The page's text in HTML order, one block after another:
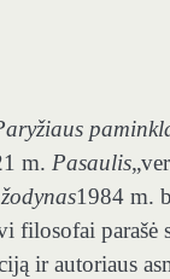
m. Pasaulis
1984 m.
parašė
ir autoriaus